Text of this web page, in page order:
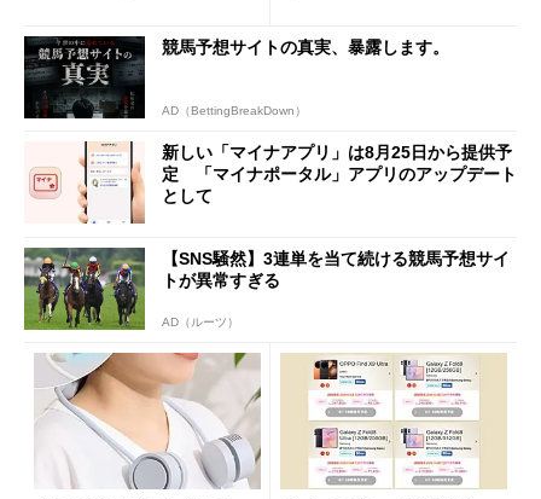
競馬予想サイトの真実、暴露します。
AD（BettingBreakDown）
新しい「マイナアプリ」は8月25日から提供予
定 「マイナポータル」アプリのアップデート
として
【SNS騒然】3連単を当て続ける競馬予想サイ
トが異常すぎる
AD（ルーツ）